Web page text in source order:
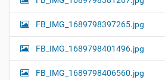
FB_IMG_1689798397265.jpg
FB_IMG_1689798401496.jpg
FB_IMG_1689798406560.jpg